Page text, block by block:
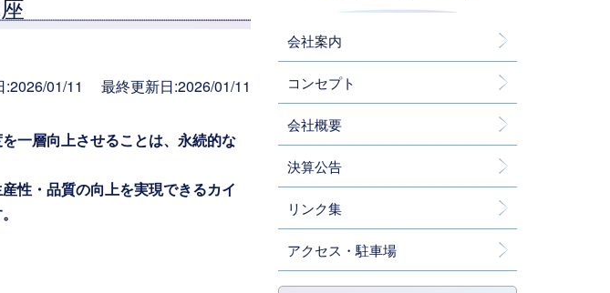
:2026/01/11 最終更新日:2026/01/11
一層向上させることは、永続的な
性・品質の向上を実現できるカイ
会社案内
コンセプト
会社概要
決算公告
リンク集
アクセス・駐車場